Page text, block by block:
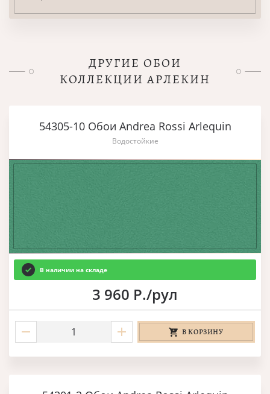
ДРУГИЕ ОБОИ
КОЛЛЕКЦИИ АРЛЕКИН
54305-10 Обои Andrea Rossi Arlequin
Водостойкие
В наличии на складе
3 960 Р./рул
В КОРЗИНУ